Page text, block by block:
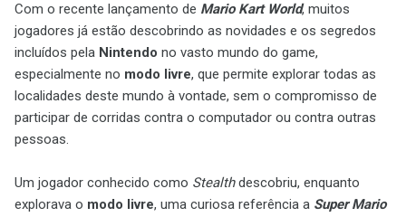
Com o recente lançamento de Mario Kart World, muitos
jogadores já estão descobrindo as novidades e os segredos
incluídos pela Nintendo no vasto mundo do game,
especialmente no modo livre, que permite explorar todas as
localidades deste mundo à vontade, sem o compromisso de
participar de corridas contra o computador ou contra outras
pessoas.
Um jogador conhecido como Stealthdescobriu, enquanto
explorava o modo livre, uma curiosa referência a Super Mario